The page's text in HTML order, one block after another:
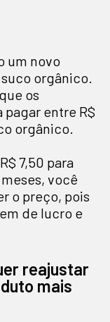
um novo
orgânico.
os
entre R$
orgânico.
7,50 para
você
o preço, pois
de lucro e
reajustar
mais